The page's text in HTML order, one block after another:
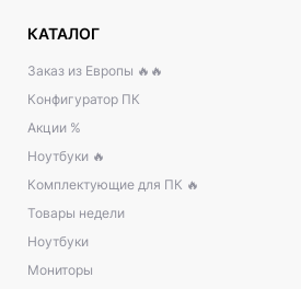
КАТАЛОГ
Заказ из Европы 🔥🔥
Конфигуратор ПК
Акции %
Ноутбуки 🔥
Комплектующие для ПК 🔥
Товары недели
Ноутбуки
Мониторы